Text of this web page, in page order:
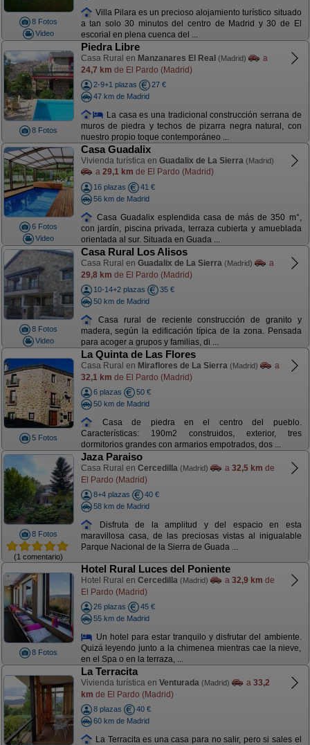
8 Fotos
Video
Villa Pilara es un precioso alojamiento turístico situado
a tan solo 30 minutos del centro de Madrid y 30 de El
escorial en plena cuenca del ...
8 Fotos
Piedra Libre
Casa Rural en Manzanares El Real (Madrid)
a
24,7 km de El Pardo (Madrid)
2-9+1 plazas
27 €
47 km de Madrid
La casa es una tradicional construcción serrana de
muros de piedra y techos de pizarra negra natural, con
nuestro propio toque contemporáneo ...
6 Fotos
Video
Casa Guadalix
Vivienda turística en Guadalix de La Sierra (Madrid)
a 29,1 km de El Pardo (Madrid)
16 plazas
41 €
56 km de Madrid
Casa Guadalix esplendida casa de más de 350 m°,
con jardín, piscina privada, terraza cubierta y amueblada
orientada al sur. Situada en Guada ...
8 Fotos
Video
Casa Rural Los Alisos
Casa Rural en Guadalix de La Sierra (Madrid)
a
29,8 km de El Pardo (Madrid)
10-14+2 plazas
35 €
50 km de Madrid
Casa rural de reciente construcción de granito y
madera, según la edificación típica de la zona. Pensada
para acoger a grupos y familias, di ...
5 Fotos
La Quinta de Las Flores
Casa Rural en Miraflores de La Sierra (Madrid)
a
32,1 km de El Pardo (Madrid)
6 plazas
50 €
50 km de Madrid
Casa de piedra en el centro del pueblo.
Características: 190m2 construidos, exterior, tres
dormitorios grandes con armarios empotrados, dos ...
8 Fotos
(1 comentario)
Jaza Paraiso
Casa Rural en Cercedilla (Madrid) a 32,5 km de
El Pardo (Madrid)
8+4 plazas
40 €
58 km de Madrid
Disfruta de la amplitud y del espacio en esta
maravillosa casa, de las preciosas vistas al inigualable
Parque Nacional de la Sierra de Guada ...
8 Fotos
Hotel Rural Luces del Poniente
Hotel Rural en Cercedilla (Madrid) a 32,9 km de
El Pardo (Madrid)
26 plazas
45 €
55 km de Madrid
Un hotel para estar tranquilo y disfrutar del ambiente.
Quizá leyendo junto a la chimenea mientras cae la nieve,
en el Spa o en la terraza, ...
La Terracita
Vivienda turística en Venturada (Madrid) a 33,2
km de El Pardo (Madrid)
8 plazas
40 €
60 km de Madrid
La Terracita es una casa para no salir, pero si sales el